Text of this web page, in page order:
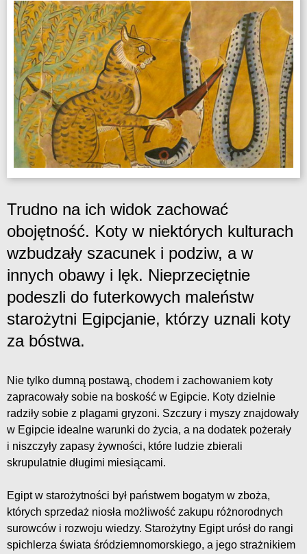
Trudno na ich widok zachować
obojętność. Koty w niektórych kulturach
wzbudzały szacunek i podziw, a w
innych obawy i lęk. Nieprzeciętnie
podeszli do futerkowych maleństw
starożytni Egipcjanie, którzy uznali koty
za bóstwa.
Nie tylko dumną postawą, chodem i zachowaniem koty
zapracowały sobie na boskość w Egipcie. Koty dzielnie
radziły sobie z plagami gryzoni. Szczury i myszy znajdowały
w Egipcie idealne warunki do życia, a na dodatek pożerały
i niszczyły zapasy żywności, które ludzie zbierali
skrupulatnie długimi miesiącami.
Egipt w starożytności był państwem bogatym w zboża,
których sprzedaż niosła możliwość zakupu różnorodnych
surowców i rozwoju wiedzy. Starożytny Egipt urósł do rangi
spichlerza świata śródziemnomorskiego, a jego strażnikiem